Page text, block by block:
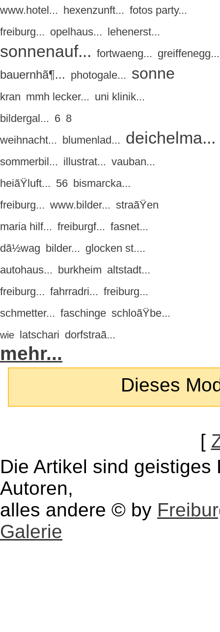
www.hotel... hexenzunft... fotos party...
freiburg... opelhaus... lehenerst...
sonnenauf... fortwaeng... greiffenegg...
bauernhã¶... photogale... sonne
kran mmh lecker... uni klinik...
bildergal... 6 8
weihnacht... blumenlad... deichelma...
sommerbil... illustrat... vauban...
heiãŸluft... 56 bismarcka...
freiburg... www.bilder... straãŸen
maria hilf... freiburgf... fasnet...
dã½wag bilder... glocken st....
autohaus... burkheim altstadt...
freiburg... fahrradri... freiburg...
schmetter... faschinge schloãŸbe...
wie latschari dorfstraã...
mehr...
Dieses
[
Die Artikel sind
Autoren,
alles andere © by
Galerie